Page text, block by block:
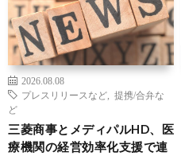
2026.08.08
プレスリリースなど
提携/合弁な
ど
三菱商事とメディパルHD、医
療機関の経営効率化支援で連